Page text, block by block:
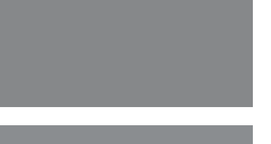
venster))